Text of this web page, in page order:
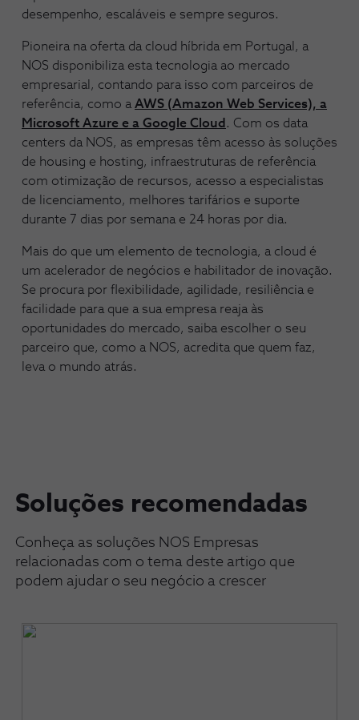
desempenho, escaláveis e sempre seguros.
Pioneira na oferta da cloud híbrida em Portugal, a
NOS disponibiliza esta tecnologia ao mercado
empresarial, contando para isso com parceiros de
referência, como a AWS (Amazon Web Services), a
Microsoft Azure e a Google Cloud . Com os data
centers da NOS, as empresas têm acesso às soluções
de housing e hosting, infraestruturas de referência
com otimização de recursos, acesso a especialistas
de licenciamento, melhores tarifários e suporte
durante 7 dias por semana e 24 horas por dia.
Mais do que um elemento de tecnologia, a cloud é
um acelerador de negócios e habilitador de inovação.
Se procura por flexibilidade, agilidade, resiliência e
facilidade para que a sua empresa reaja às
oportunidades do mercado, saiba escolher o seu
parceiro que, como a NOS, acredita que quem faz,
leva o mundo atrás.
Soluções recomendadas
Conheça as soluções NOS Empresas
relacionadas com o tema deste artigo que
podem ajudar o seu negócio a crescer